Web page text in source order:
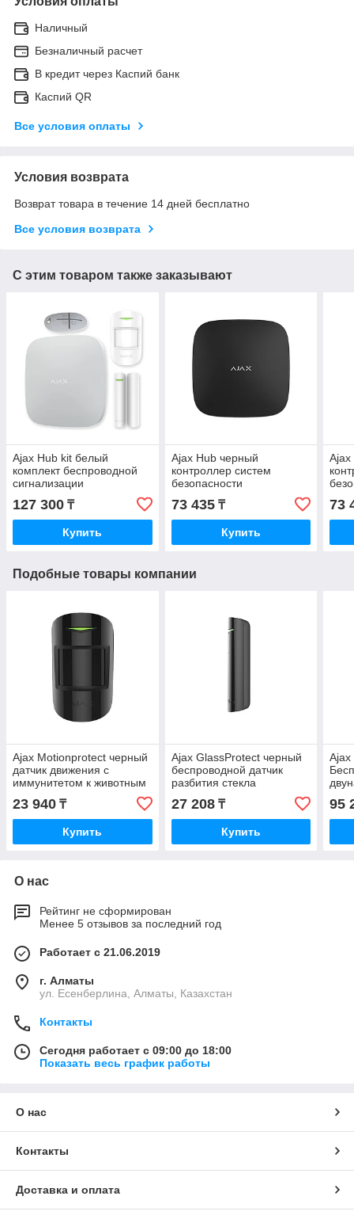
Наличный
Безналичный расчет
В кредит через Каспий банк
Каспий QR
Все условия оплаты
Условия возврата
Возврат товара в течение 14 дней бесплатно
Все условия возврата
С этим товаром также заказывают
Ajax Hub kit белый
комплект беспроводной
сигнализации
127 300 ₸
Купить
Ajax Hub черный
контроллер систем
безопасности
73 435₸
Купить
73
Подобные товары компании
Ajax Motionprotect черный
датчик движения с
иммунитетом к животным
23 940 ₸
Купить
Ajax GlassProtect черный
беспроводной датчик
разбития стекла
27 208₸
Купить
Ajax
95
О нас
Рейтинг не сформирован
Менее 5 отзывов за последний год
Работает с 21.06.2019
г. Алматы
ул. Есенберлина, Алматы, Казахстан
Контакты
Сегодня работает с 09:00 до 18:00
Показать весь график работы
О нас
Контакты
Доставка и оплата